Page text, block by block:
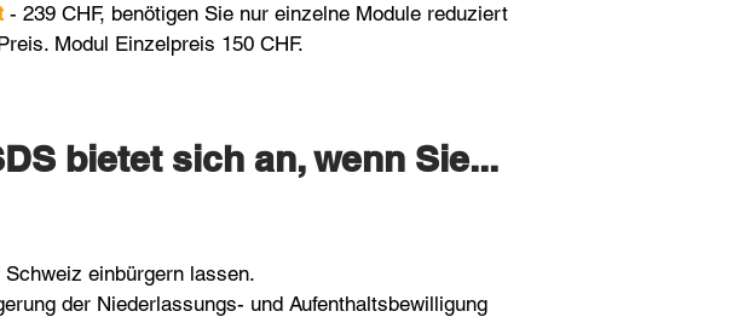
- 239 CHF, benötigen Sie nur einzelne Module reduziert
Modul Einzelpreis 150 CHF.
bietet sich an, wenn Sie...
einbürgern lassen.
der Niederlassungs- und Aufenthaltsbewilligung